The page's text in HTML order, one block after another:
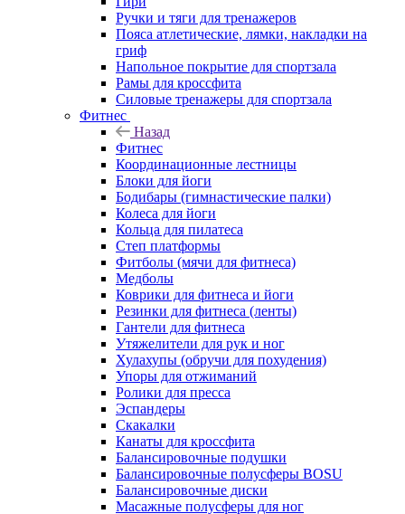
Ручки и тяги для тренажеров
Пояса атлетические, лямки, накладки на
гриф
Напольное покрытие для спортзала
Рамы для кроссфита
Силовые тренажеры для спортзала
Фитнес
Назад
Фитнес
Координационные лестницы
Блоки для йоги
Бодибары (гимнастические палки)
Колеса для йоги
Кольца для пилатеса
Степ платформы
Фитболы (мячи для фитнеса)
Медболы
Коврики для фитнеса и йоги
Резинки для фитнеса (ленты)
Гантели для фитнеса
Утяжелители для рук и ног
Хулахупы (обручи для похудения)
Упоры для отжиманий
Ролики для пресса
Эспандеры
Скакалки
Канаты для кроссфита
Балансировочные подушки
Балансировочные полусферы BOSU
Балансировочные диски
Масажные полусферы для ног